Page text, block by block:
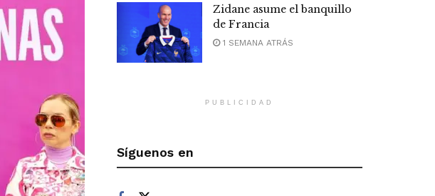
Zidane asume el banquillo
de Francia
1 SEMANA ATRÁS
PUBLICIDAD
Síguenos en